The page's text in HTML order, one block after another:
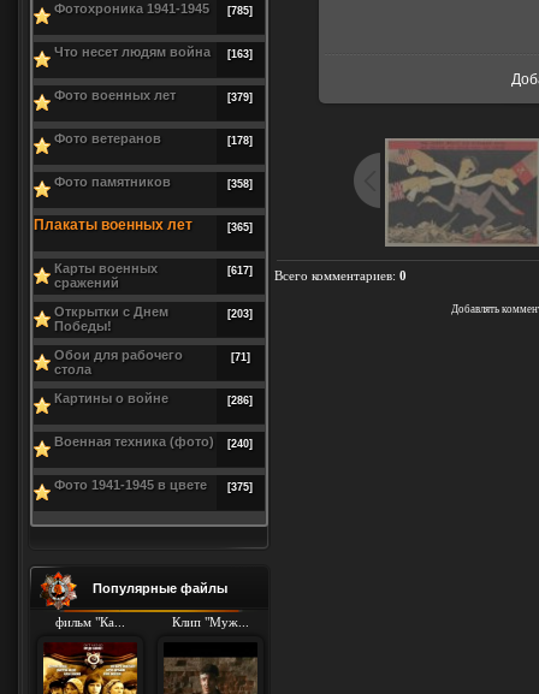
Фотохроника 1941-1945 [785]
Что несет людям война [163]
Фото военных лет [379]
Фото ветеранов [178]
Фото памятников [358]
Плакаты военных лет [365]
Карты военных
сражений
[617]
Открытки с Днем
Победы!
[203]
Обои для рабочего
стола
[71]
Картины о войне [286]
Военная техника (фото) [240]
Фото 1941-1945 в цвете [375]
Популярные файлы
фильм "Ка... Клип "Муж...
Всего комментариев: 0
Добавлять